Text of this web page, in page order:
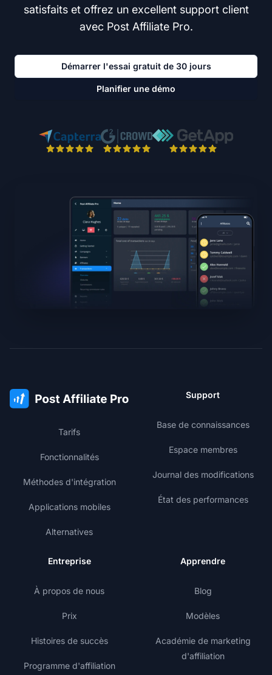
satisfaits et offrez un excellent support client
avec Post Affiliate Pro.
Démarrer l'essai gratuit de 30 jours
Planifier une démo
Tarifs
Fonctionnalités
Méthodes d'intégration
Applications mobiles
Alternatives
Support
Base de connaissances
Espace membres
Journal des modifications
État des performances
Entreprise
À propos de nous
Prix
Histoires de succès
Programme d'affiliation
Apprendre
Blog
Modèles
Académie de marketing
d'affiliation